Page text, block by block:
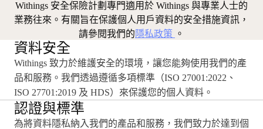
Withings 安全保險計劃專門適用於 Withings 與專業人士的
業務往來。有關旨在保護個人用戶資料的安全措施資訊，
請參閱我們的 隱私政策 。
資料安全
Withings 致力於維護安全的環境，讓您能夠使用我們的產
品和服務。我們透過遵循多項標準（ISO 27001:2022、
ISO 27701:2019 及 HDS）來保護您的個人資料。
認證與標準
為將資料隱私納入我們的產品和服務，我們致力於達到個